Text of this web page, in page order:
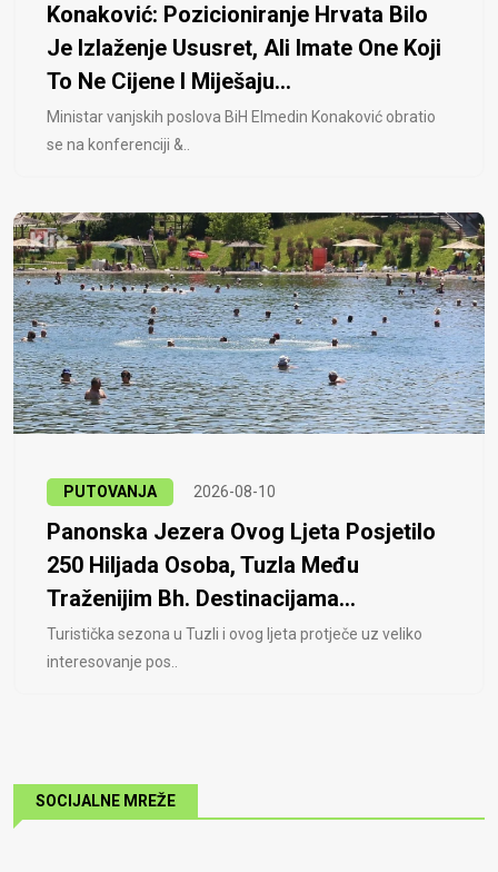
Konaković: Pozicioniranje Hrvata Bilo
Je Izlaženje Ususret, Ali Imate One Koji
To Ne Cijene I Miješaju...
Ministar vanjskih poslova BiH Elmedin Konaković obratio
se na konferenciji &..
PUTOVANJA 2026-08-10
Panonska Jezera Ovog Ljeta Posjetilo
250 Hiljada Osoba, Tuzla Među
Traženijim Bh. Destinacijama...
Turistička sezona u Tuzli i ovog ljeta protječe uz veliko
interesovanje pos..
SOCIJALNE MREŽE